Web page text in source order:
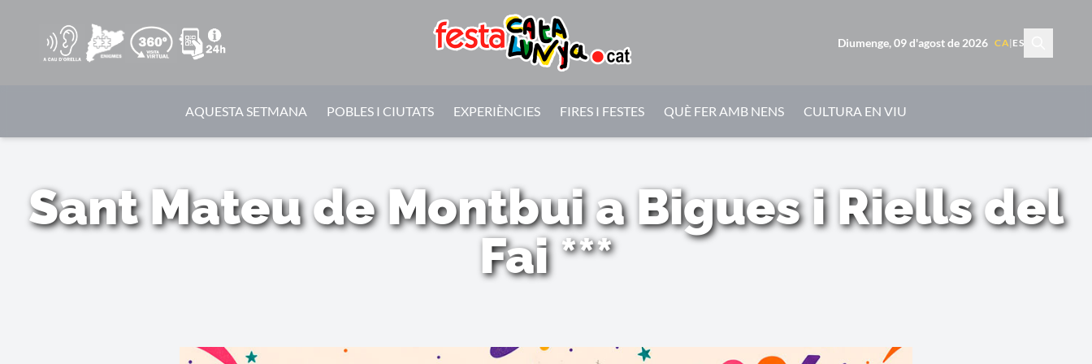
Diumenge, 09 d'agost de 2026 CA| ES
AQUESTA SETMANA POBLES I CIUTATS EXPERIÈNCIES FIRES I FESTES QUÈ FER AMB NENS CULTURA EN VIU
Sant Mateu de Montbui a Bigues i Riells del
Fai ***